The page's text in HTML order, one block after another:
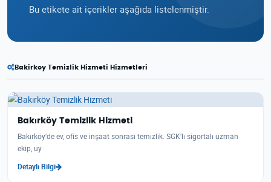
Bu etikete ait içerikler aşağıda listelenmiştir.
Bakirkoy Temizlik Hizmeti Hizmetleri
Bakırköy Temizlik Hizmeti
Bakırköy'de ev, ofis ve inşaat sonrası temizlik. SGK'lı sigortalı uzman
ekip, uy
Detaylı Bilgi